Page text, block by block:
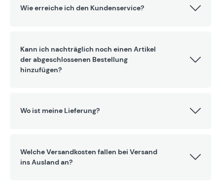
Wie erreiche ich den Kundenservice?
Kann ich nachträglich noch einen Artikel
der abgeschlossenen Bestellung
hinzufügen?
Wo ist meine Lieferung?
Welche Versandkosten fallen bei Versand
ins Ausland an?